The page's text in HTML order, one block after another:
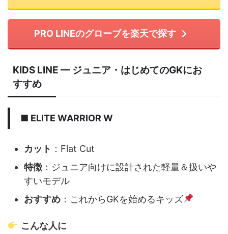
PRO LINEのグローブを楽天で探す
KIDS LINE — ジュニア・はじめてのGKにお
すすめ
■ ELITE WARRIOR W
カット ：Flat Cut
特徴 ：ジュニア向けに設計された軽量＆扱いや
すいモデル
おすすめ ：これからGKを始めるキッズ
こんな人に